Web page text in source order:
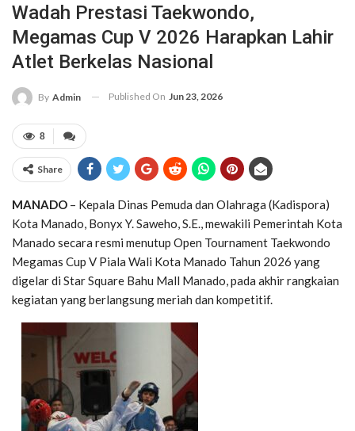
Wadah Prestasi Taekwondo,
Megamas Cup V 2026 Harapkan Lahir
Atlet Berkelas Nasional
By Admin Published On Jun 23, 2026
8
Share
MANADO – Kepala Dinas Pemuda dan Olahraga (Kadispora)
Kota Manado, Bonyx Y. Saweho, S.E., mewakili Pemerintah Kota
Manado secara resmi menutup Open Tournament Taekwondo
Megamas Cup V Piala Wali Kota Manado Tahun 2026 yang
digelar di Star Square Bahu Mall Manado, pada akhir rangkaian
kegiatan yang berlangsung meriah dan kompetitif.